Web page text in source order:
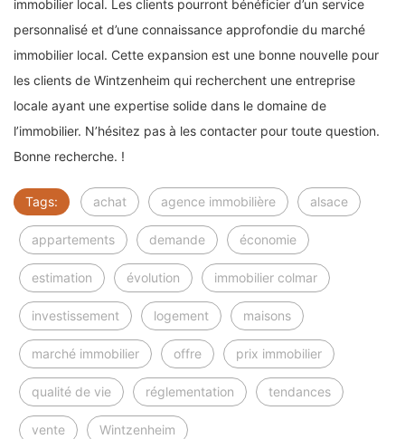
immobilier local. Les clients pourront bénéficier d’un service
personnalisé et d’une connaissance approfondie du marché
immobilier local. Cette expansion est une bonne nouvelle pour
les clients de Wintzenheim qui recherchent une entreprise
locale ayant une expertise solide dans le domaine de
l’immobilier. N’hésitez pas à les contacter pour toute question.
Bonne recherche. !
Tags: achat agence immobilière alsace
appartements demande économie
estimation évolution immobilier colmar
investissement logement maisons
marché immobilier offre prix immobilier
qualité de vie réglementation tendances
vente Wintzenheim